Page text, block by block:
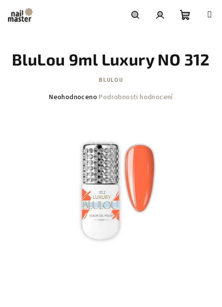
obsah
košík
BluLou 9ml Luxury NO 312
BLULOU
Průměrné
hvězdiček.
Neohodnoceno Podrobnosti hodnocení